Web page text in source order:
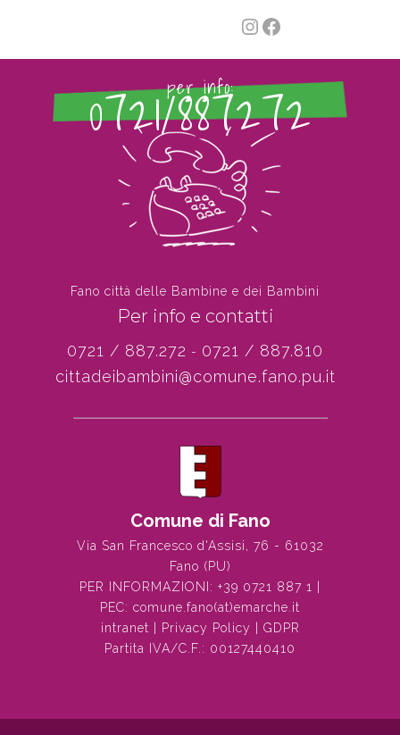
Instagram
Facebook
per info:
0721/887272
Fano città delle Bambine e dei Bambini
Per info e contatti
0721 / 887.272 - 0721 / 887.810
cittadeibambini@comune.fano.pu.it
Comune di Fano
Via San Francesco d'Assisi, 76 - 61032
Fano (PU)
PER INFORMAZIONI: +39 0721 887 1
PEC: comune.fano(at)emarche.it
intranet
Privacy Policy
GDPR
Partita IVA/C.F.: 00127440410